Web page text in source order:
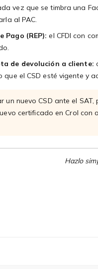
vez que se timbra una
al PAC.
Pago (REP): el CFDI con
de devolución a cliente:
que el CSD esté vigente y
un nuevo CSD ante el
certificado en Crol con
Hazlo